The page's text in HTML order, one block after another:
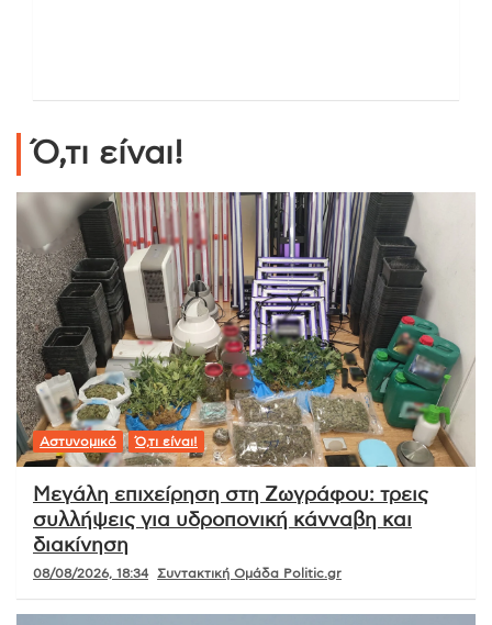
Ό,τι είναι!
Αστυνομικό Ό,τι είναι!
Μεγάλη επιχείρηση στη Ζωγράφου: τρεις
συλλήψεις για υδροπονική κάνναβη και
διακίνηση
08/08/2026, 18:34 Συντακτική Ομάδα Politic.gr